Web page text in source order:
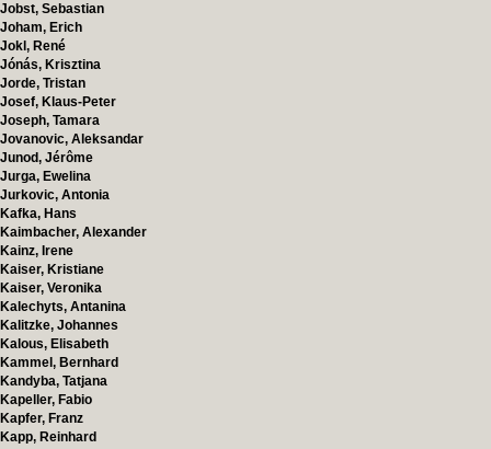
Jobst, Sebastian
Joham, Erich
Jokl, René
Jónás, Krisztina
Jorde, Tristan
Josef, Klaus-Peter
Joseph, Tamara
Jovanovic, Aleksandar
Junod, Jérôme
Jurga, Ewelina
Jurkovic, Antonia
Kafka, Hans
Kaimbacher, Alexander
Kainz, Irene
Kaiser, Kristiane
Kaiser, Veronika
Kalechyts, Antanina
Kalitzke, Johannes
Kalous, Elisabeth
Kammel, Bernhard
Kandyba, Tatjana
Kapeller, Fabio
Kapfer, Franz
Kapp, Reinhard